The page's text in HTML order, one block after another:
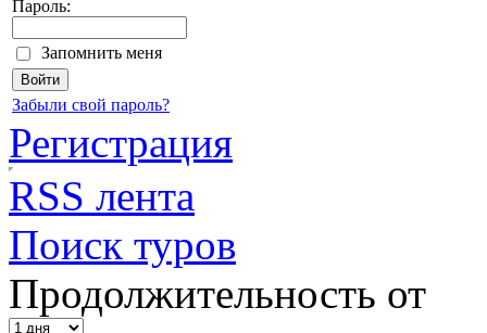
Пароль:
Запомнить меня
Забыли свой пароль?
Регистрация
RSS лента
Поиск туров
Продолжительность от